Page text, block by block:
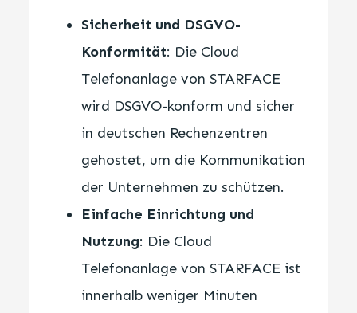
Sicherheit und DSGVO-
Konformität: Die Cloud
Telefonanlage von STARFACE
wird DSGVO-konform und sicher
in deutschen Rechenzentren
gehostet, um die Kommunikation
der Unternehmen zu schützen.
Einfache Einrichtung und
Nutzung: Die Cloud
Telefonanlage von STARFACE ist
innerhalb weniger Minuten